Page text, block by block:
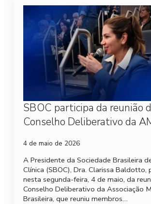
SBOC participa da reunião
Conselho Deliberativo da
4 de maio de 2026
A Presidente da Sociedade Brasileira
Clínica (SBOC), Dra. Clarissa Baldotto,
nesta segunda-feira, 4 de maio, da
Conselho Deliberativo da Associação
Brasileira, que reuniu membros…